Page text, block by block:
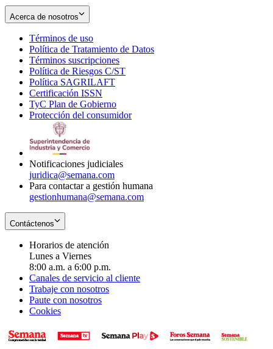
Acerca de nosotros
Términos de uso
in
new
window
Política de Tratamiento de Datos
Términos suscripciones
in
Política de Riesgos C/ST
Política SAGRILAFT
new
window
Certificación ISSN
in
new
TyC Plan de Gobierno
in
Protección del consumidorOpens
Notificaciones judiciales
juridica@semana.com
Para contactar a gestión humana
gestionhumana@semana.com
Contáctenos
Horarios de atención
Lunes a Viernes
8:00 a.m. a 6:00 p.m.
Canales de servicio al cliente
Trabaje con nosotros
Paute con nosotros
Cookies